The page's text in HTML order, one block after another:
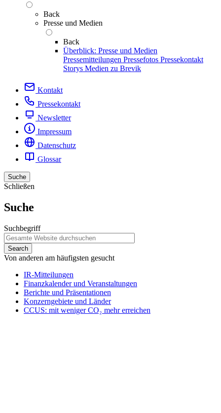
Back
Presse und Medien
Back
Überblick: Presse und Medien
Pressemitteilungen Pressefotos Pressekontakt
Storys Medien zu Brevik
Kontakt
Pressekontakt
Newsletter
Impressum
Datenschutz
Glossar
Suche
Schließen
Suche
Suchbegriff
Von anderen am häufigsten gesucht
IR-Mitteilungen
Finanzkalender und Veranstaltungen
Berichte und Präsentationen
Konzerngebiete und Länder
CCUS: mit weniger CO₂ mehr erreichen